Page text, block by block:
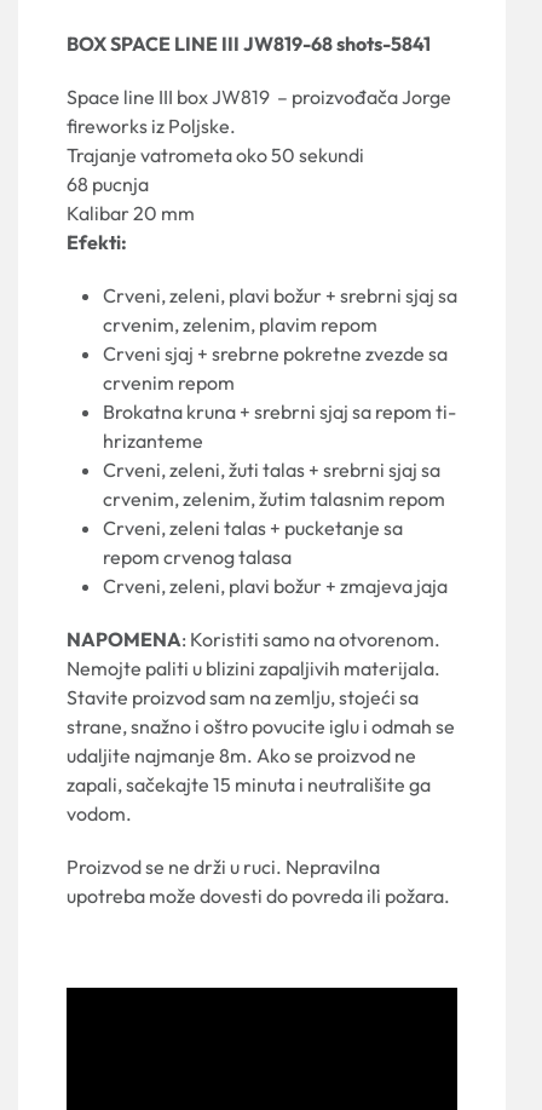
BOX SPACE LINE III JW819-68 shots-5841
Space line III box JW819 – proizvođača Jorge
fireworks iz Poljske.
Trajanje vatrometa oko 50 sekundi
68 pucnja
Kalibar 20 mm
Efekti:
Crveni, zeleni, plavi božur + srebrni sjaj sa
crvenim, zelenim, plavim repom
Crveni sjaj + srebrne pokretne zvezde sa
crvenim repom
Brokatna kruna + srebrni sjaj sa repom ti-
hrizanteme
Crveni, zeleni, žuti talas + srebrni sjaj sa
crvenim, zelenim, žutim talasnim repom
Crveni, zeleni talas + pucketanje sa
repom crvenog talasa
Crveni, zeleni, plavi božur + zmajeva jaja
NAPOMENA: Koristiti samo na otvorenom.
Nemojte paliti u blizini zapaljivih materijala.
Stavite proizvod sam na zemlju, stojeći sa
strane, snažno i oštro povucite iglu i odmah se
udaljite najmanje 8m. Ako se proizvod ne
zapali, sačekajte 15 minuta i neutrališite ga
vodom.
Proizvod se ne drži u ruci. Nepravilna
upotreba može dovesti do povreda ili požara.